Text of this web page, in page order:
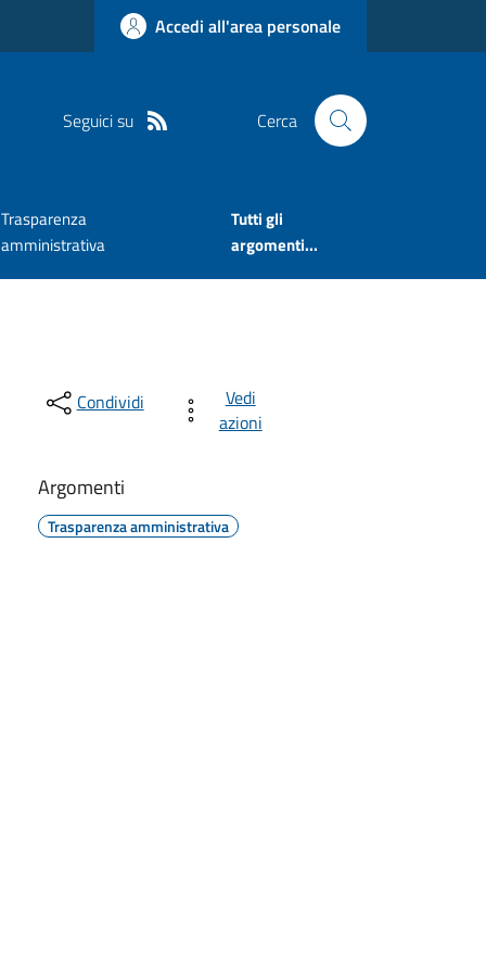
Accedi all'area personale
Seguici su Cerca
Trasparenza
amministrativa
Tutti gli
argomenti...
Condividi
Vedi
azioni
Argomenti
Trasparenza amministrativa